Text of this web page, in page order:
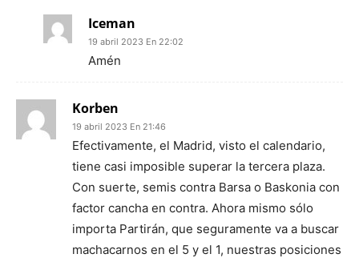
Iceman
19 abril 2023 En 22:02
Amén
Korben
19 abril 2023 En 21:46
Efectivamente, el Madrid, visto el calendario,
tiene casi imposible superar la tercera plaza.
Con suerte, semis contra Barsa o Baskonia con
factor cancha en contra. Ahora mismo sólo
importa Partirán, que seguramente va a buscar
machacarnos en el 5 y el 1, nuestras posiciones